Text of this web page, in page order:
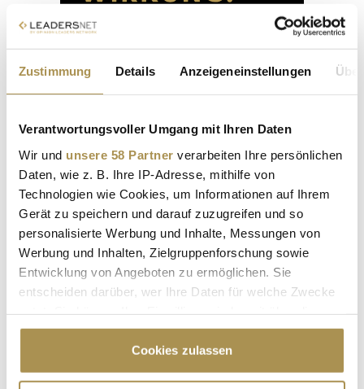
Zustimmung Details Anzeigeneinstellungen
Verantwortungsvoller Umgang mit Ihren Daten
Wir und unsere 58 Partner verarbeiten Ihre persönlichen
Daten, wie z. B. Ihre IP-Adresse, mithilfe von
Technologien wie Cookies, um Informationen auf Ihrem
Gerät zu speichern und darauf zuzugreifen und so
personalisierte Werbung und Inhalte, Messungen von
Werbung und Inhalten, Zielgruppenforschung sowie
Entwicklung von Angeboten zu ermöglichen. Sie
entscheiden darüber, wer Ihre Daten für welche Zwecke
Cookie-Erklärung oder durch Klicken auf das Privacy
Trigger Symbol ändern oder widerrufen
Cookies zulassen